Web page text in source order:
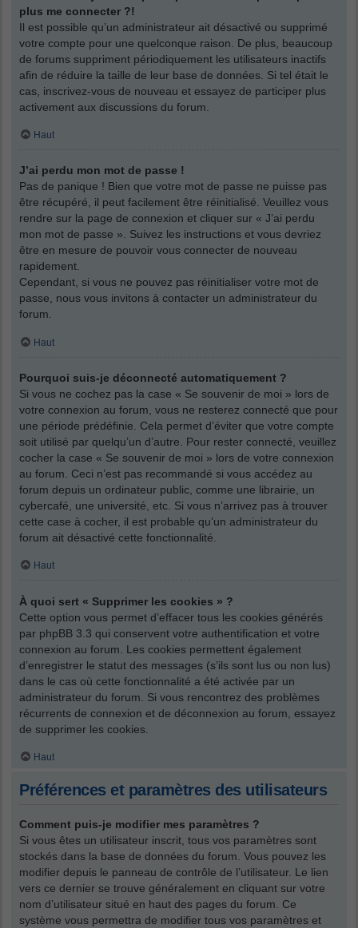
plus me connecter ?!
Il est possible qu’un administrateur ait désactivé ou supprimé
votre compte pour une quelconque raison. De plus, beaucoup
de forums suppriment périodiquement les utilisateurs inactifs
afin de réduire la taille de leur base de données. Si tel était le
cas, inscrivez-vous de nouveau et essayez de participer plus
activement aux discussions du forum.
Haut
J’ai perdu mon mot de passe !
Pas de panique ! Bien que votre mot de passe ne puisse pas
être récupéré, il peut facilement être réinitialisé. Veuillez vous
rendre sur la page de connexion et cliquer sur « J’ai perdu
mon mot de passe ». Suivez les instructions et vous devriez
être en mesure de pouvoir vous connecter de nouveau
rapidement.
Cependant, si vous ne pouvez pas réinitialiser votre mot de
passe, nous vous invitons à contacter un administrateur du
forum.
Haut
Pourquoi suis-je déconnecté automatiquement ?
Si vous ne cochez pas la case « Se souvenir de moi » lors de
votre connexion au forum, vous ne resterez connecté que pour
une période prédéfinie. Cela permet d’éviter que votre compte
soit utilisé par quelqu’un d’autre. Pour rester connecté, veuillez
cocher la case « Se souvenir de moi » lors de votre connexion
au forum. Ceci n’est pas recommandé si vous accédez au
forum depuis un ordinateur public, comme une librairie, un
cybercafé, une université, etc. Si vous n’arrivez pas à trouver
cette case à cocher, il est probable qu’un administrateur du
forum ait désactivé cette fonctionnalité.
Haut
À quoi sert « Supprimer les cookies » ?
Cette option vous permet d’effacer tous les cookies générés
par phpBB 3.3 qui conservent votre authentification et votre
connexion au forum. Les cookies permettent également
d’enregistrer le statut des messages (s’ils sont lus ou non lus)
dans le cas où cette fonctionnalité a été activée par un
administrateur du forum. Si vous rencontrez des problèmes
récurrents de connexion et de déconnexion au forum, essayez
de supprimer les cookies.
Haut
Préférences et paramètres des utilisateurs
Comment puis-je modifier mes paramètres ?
Si vous êtes un utilisateur inscrit, tous vos paramètres sont
stockés dans la base de données du forum. Vous pouvez les
modifier depuis le panneau de contrôle de l’utilisateur. Le lien
vers ce dernier se trouve généralement en cliquant sur votre
nom d’utilisateur situé en haut des pages du forum. Ce
système vous permettra de modifier tous vos paramètres et